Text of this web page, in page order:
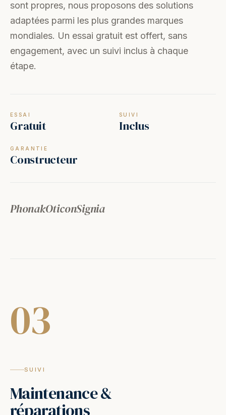
sont propres, nous proposons des solutions
adaptées parmi les plus grandes marques
mondiales. Un essai gratuit est offert, sans
engagement, avec un suivi inclus à chaque
étape.
ESSAI
Gratuit
SUIVI
Inclus
GARANTIE
Constructeur
PhonakOticonSignia
03
SUIVI
Maintenance &
réparations